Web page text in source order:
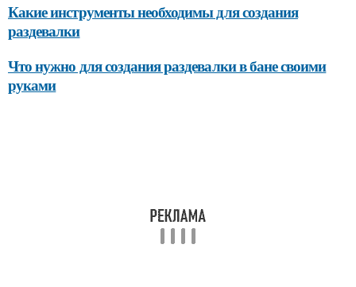
Какие инструменты необходимы для создания
раздевалки
Что нужно для создания раздевалки в бане своими
руками